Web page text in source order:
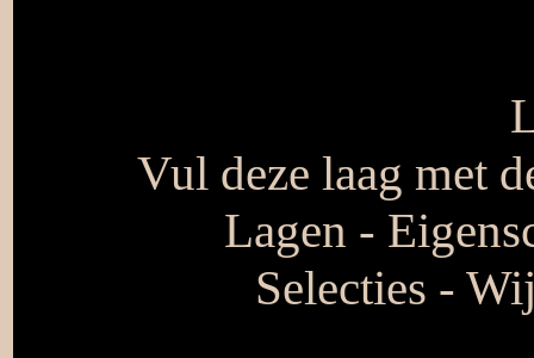
Vul deze laag met
Lagen -
Selecties -